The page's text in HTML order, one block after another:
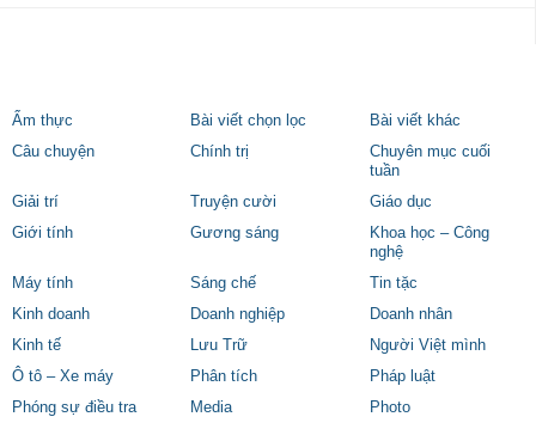
Ẩm thực Bài viết chọn lọc
Bài viết khác
Câu chuyện
Chính trị
Chuyên mục cuối
tuần
Giải trí
Truyện cười
Giáo dục
Giới tính
Gương sáng
Khoa học – Công
nghệ
Máy tính
Sáng chế
Tin tặc
Kinh doanh
Doanh nghiệp
Doanh nhân
Kinh tế
Lưu Trữ
Người Việt mình
Ô tô – Xe máy
Phân tích
Pháp luật
Phóng sự điều tra
Media
Photo